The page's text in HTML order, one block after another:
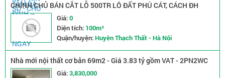
CHÍNH CHỦ BÁN CẮT LỖ 500TR LÔ ĐẤT PHÚ CÁT, CÁCH ĐH
QUỐC GIA 1KMGiá:0
Diện tích: 100m²
Quận/huyện:Huyện Thạch Thất - Hà Nội
Nhà mới nội thất cơ bản 69m2 - Giá 3.83 tỷ gồm VAT - 2PN2WC
The Glory
Giá:3,830,000